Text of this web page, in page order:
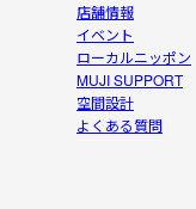
店舗情報
イベント
ローカルニッポン
MUJI SUPPORT
空間設計
よくある質問